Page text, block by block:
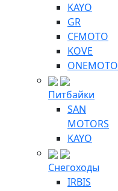
KAYO
GR
CFMOTO
KOVE
ONEMOTO
Питбайки
SAN
MOTORS
KAYO
Снегоходы
IRBIS